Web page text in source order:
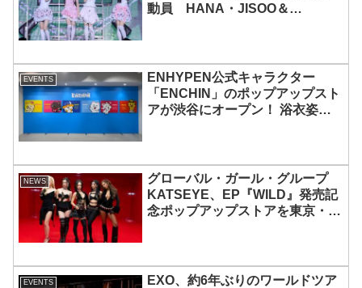
動員 HANA・JISOO＆
EVENTS
ENHYPEN公式キャラクター
「ENCHIN」のポップアップスト
アが渋谷にオープン！ 浴衣姿の
NEWS
グローバル・ガール・グループ
KATSEYE、EP『WILD』発売記
念ポップアップストアを東京・原
EVENTS
EXO、約6年ぶりのワールドツア